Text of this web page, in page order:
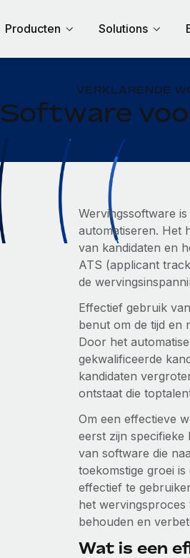
Producten Solutions
VERKLARENDE
Software
Wervingssoftware
automatiseren. Het
van kandidaten en
ATS (applicant
de
Effectief gebruik
benut om de tijd en
Door het
gekwalificeerde
kandidaten
ontstaat die
Om een effectieve
eerst zijn
van software die
toekomstige groei
effectief te
het wervingsproces
behouden en
Wat is een